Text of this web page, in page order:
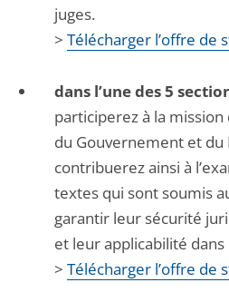
juges.
> Télécharger l’offre de
dans l’une des 5
participerez à la
du Gouvernement et du
contribuerez ainsi à
textes qui sont soumis
garantir leur sécurité
et leur applicabilité
> Télécharger l’offre de